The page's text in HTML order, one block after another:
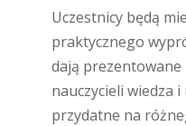
Uczestnicy będą
praktycznego
dają prezentowane
nauczycieli wiedza
przydatne na